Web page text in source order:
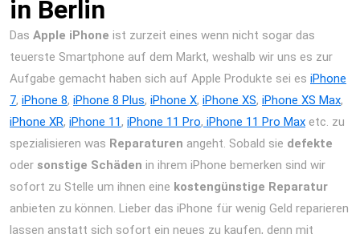
in Berlin
Das Apple iPhone ist zurzeit eines wenn nicht sogar das
teuerste Smartphone auf dem Markt, weshalb wir uns es zur
Aufgabe gemacht haben sich auf Apple Produkte sei es iPhone
7, iPhone 8, iPhone 8 Plus, iPhone X, iPhone XS, iPhone XS Max,
iPhone XR, iPhone 11, iPhone 11 Pro, iPhone 11 Pro Max etc. zu
spezialisieren was Reparaturen angeht. Sobald sie defekte
oder sonstige Schäden in ihrem iPhone bemerken sind wir
sofort zu Stelle um ihnen eine kostengünstige Reparatur
anbieten zu können. Lieber das iPhone für wenig Geld reparieren
lassen anstatt sich sofort ein neues zu kaufen, denn mit